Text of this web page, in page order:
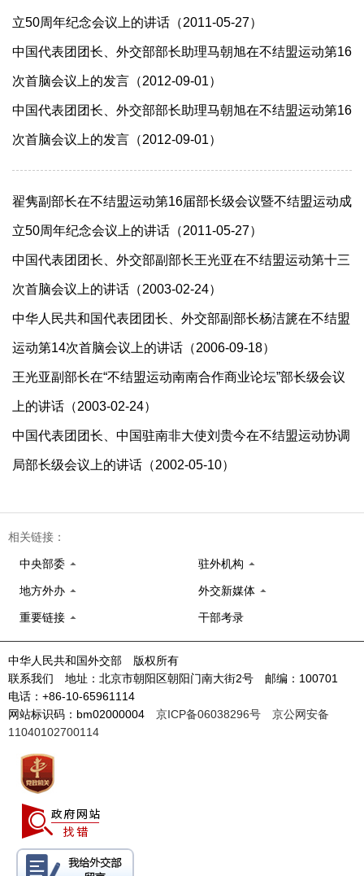
立50周年纪念会议上的讲话（2011-05-27）
中国代表团团长、外交部部长助理马朝旭在不结盟运动第16
次首脑会议上的发言（2012-09-01）
中国代表团团长、外交部部长助理马朝旭在不结盟运动第16
次首脑会议上的发言（2012-09-01）
翟隽副部长在不结盟运动第16届部长级会议暨不结盟运动成
立50周年纪念会议上的讲话（2011-05-27）
中国代表团团长、外交部副部长王光亚在不结盟运动第十三
次首脑会议上的讲话（2003-02-24）
中华人民共和国代表团团长、外交部副部长杨洁篪在不结盟
运动第14次首脑会议上的讲话（2006-09-18）
王光亚副部长在“不结盟运动南南合作商业论坛”部长级会议
上的讲话（2003-02-24）
中国代表团团长、中国驻南非大使刘贵今在不结盟运动协调
局部长级会议上的讲话（2002-05-10）
相关链接：
中央部委 驻外机构
地方外办 外交新媒体
重要链接 干部考录
中华人民共和国外交部 版权所有
联系我们 地址：北京市朝阳区朝阳门南大街2号 邮编：100701
电话：+86-10-65961114
网站标识码：bm02000004 京ICP备06038296号
京公网安备
11040102700114